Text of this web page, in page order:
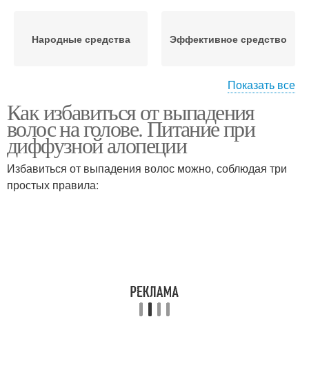
Народные средства Эффективное средство
Средства против
выпадения
выпадения
Показать все
Как избавиться от выпадения
волос на голове. Питание при
диффузной алопеции
Избавиться от выпадения волос можно, соблюдая три
простых правила: